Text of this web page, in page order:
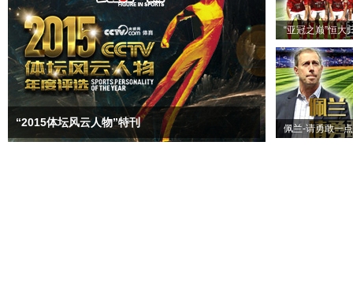
“2015体坛风云人物”特刊
“亚冠之巅”恒大
佩兰-请勇敢一点